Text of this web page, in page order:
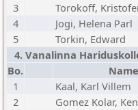
3
Torokoff,
4
Jogi, Helena Parl
5
Torkin, Edward
4. Vanalinna
Bo.
Name
1
Kaal, Karl Villem
2
Gomez Kolar,